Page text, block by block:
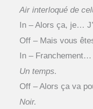
Air interloqué de
In – Alors ça, je…
Off – Mais vous
In – Franchement…
Un temps.
Off – Alors ça va
Noir.